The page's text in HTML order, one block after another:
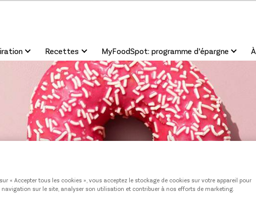
Recettes MyFoodSpot: programme d’épargne
« Accepter tous les cookies », vous acceptez le stockage de cookies sur votre appareil pour
sur le site, analyser son utilisation et contribuer à nos efforts de marketing.